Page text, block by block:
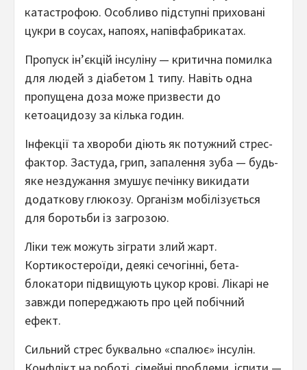
катастрофою. Особливо підступні приховані
цукри в соусах, напоях, напівфабрикатах.
Пропуск ін’єкцій інсуліну — критична помилка
для людей з діабетом 1 типу. Навіть одна
пропущена доза може призвести до
кетоацидозу за кілька годин.
Інфекції та хвороби діють як потужний стрес-
фактор. Застуда, грип, запалення зуба — будь-
яке нездужання змушує печінку викидати
додаткову глюкозу. Організм мобілізується
для боротьби із загрозою.
Ліки теж можуть зіграти злий жарт.
Кортикостероїди, деякі сечогінні, бета-
блокатори підвищують цукор крові. Лікарі не
завжди попереджають про цей побічний
ефект.
Сильний стрес буквально «спалює» інсулін.